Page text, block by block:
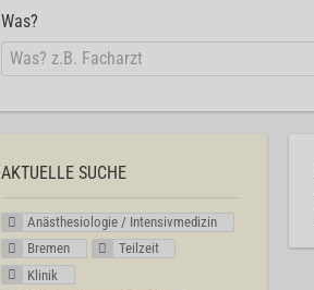
Was?
AKTUELLE SUCHE
Anästhesiologie / Intensivmedizin
Bremen
Teilzeit
Klinik